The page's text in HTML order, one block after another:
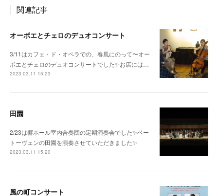
関連記事
オーボエとチェロのデュオコンサート
3/11はカフェ・ド・オペラでの、春風にのって〜オー
ボエとチェロのデュオコンサートでした✨お店には…
2023.03.11 15:23
田園
2/23は響ホール室内合奏団の定期演奏会でした✨ベー
トーヴェンの田園を演奏させていただきました✨
2023.03.11 15:20
風の町コンサート